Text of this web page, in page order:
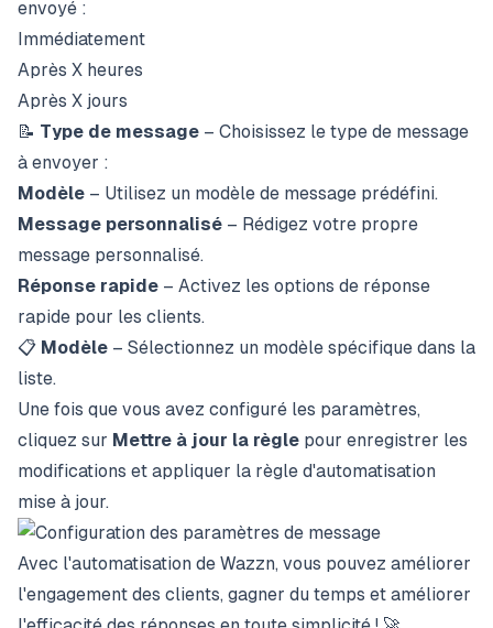
envoyé :
Immédiatement
Après X heures
Après X jours
📝 Type de message – Choisissez le type de message
à envoyer :
Modèle – Utilisez un modèle de message prédéfini.
Message personnalisé – Rédigez votre propre
message personnalisé.
Réponse rapide – Activez les options de réponse
rapide pour les clients.
📋 Modèle – Sélectionnez un modèle spécifique dans la
liste.
Une fois que vous avez configuré les paramètres,
cliquez sur Mettre à jour la règle pour enregistrer les
modifications et appliquer la règle d'automatisation
mise à jour.
Avec l'automatisation de Wazzn, vous pouvez améliorer
l'engagement des clients, gagner du temps et améliorer